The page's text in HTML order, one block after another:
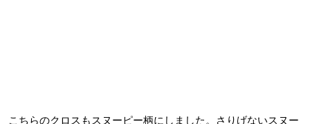
こちらのクロスもスヌーピー柄にしました。さりげないスヌー